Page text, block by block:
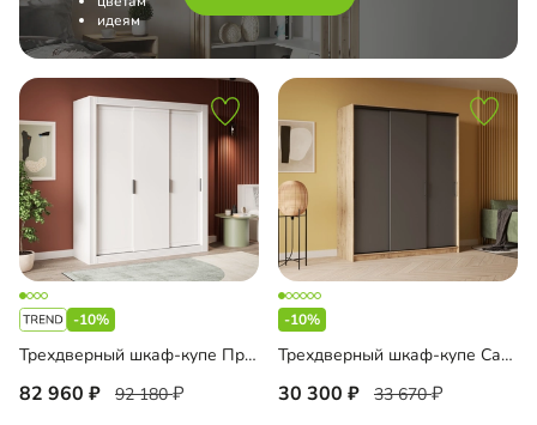
идеям
-10%
Трехдверный шкаф-купе Пратс-3
82 960 92 180
-10%
Трехдверный шкаф-купе Сантис-3
30 300 33 670